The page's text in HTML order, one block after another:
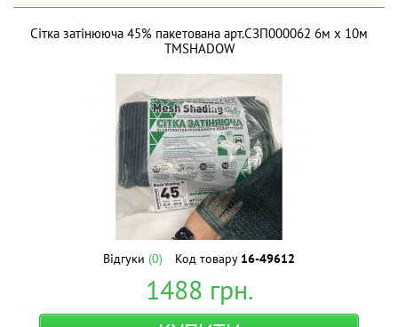
Сітка затінююча 45% пакетована арт.СЗП000062 6м х 10м
ТМSHADOW
Відгуки (0) Код товару 16-49612
1488 грн.